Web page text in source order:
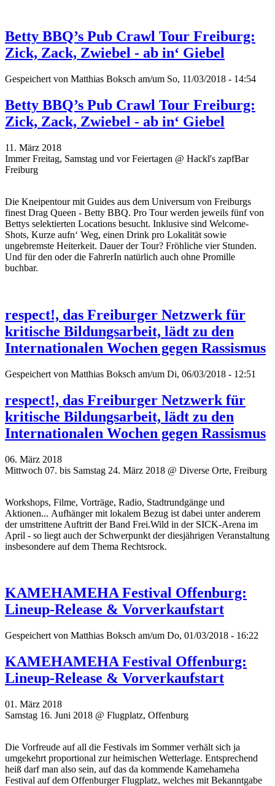
Betty BBQ’s Pub Crawl Tour Freiburg:
Zick, Zack, Zwiebel - ab in‘ Giebel
Gespeichert von Matthias Boksch am/um So, 11/03/2018 - 14:54
Betty BBQ’s Pub Crawl Tour Freiburg:
Zick, Zack, Zwiebel - ab in‘ Giebel
11. März 2018
Immer Freitag, Samstag und vor Feiertagen @ Hackl's zapfBar
Freiburg
Die Kneipentour mit Guides aus dem Universum von Freiburgs
finest Drag Queen - Betty BBQ. Pro Tour werden jeweils fünf von
Bettys selektierten Locations besucht. Inklusive sind Welcome-
Shots, Kurze aufn‘ Weg, einen Drink pro Lokalität sowie
ungebremste Heiterkeit. Dauer der Tour? Fröhliche vier Stunden.
Und für den oder die FahrerIn natürlich auch ohne Promille
buchbar.
respect!, das Freiburger Netzwerk für
kritische Bildungsarbeit, lädt zu den
Internationalen Wochen gegen Rassismus
Gespeichert von Matthias Boksch am/um Di, 06/03/2018 - 12:51
respect!, das Freiburger Netzwerk für
kritische Bildungsarbeit, lädt zu den
Internationalen Wochen gegen Rassismus
06. März 2018
Mittwoch 07. bis Samstag 24. März 2018 @ Diverse Orte, Freiburg
Workshops, Filme, Vorträge, Radio, Stadtrundgänge und
Aktionen... Aufhänger mit lokalem Bezug ist dabei unter anderem
der umstrittene Auftritt der Band Frei.Wild in der SICK-Arena im
April - so liegt auch der Schwerpunkt der diesjährigen Veranstaltung
insbesondere auf dem Thema Rechtsrock.
KAMEHAMEHA Festival Offenburg:
Lineup-Release & Vorverkaufstart
Gespeichert von Matthias Boksch am/um Do, 01/03/2018 - 16:22
KAMEHAMEHA Festival Offenburg:
Lineup-Release & Vorverkaufstart
01. März 2018
Samstag 16. Juni 2018 @ Flugplatz, Offenburg
Die Vorfreude auf all die Festivals im Sommer verhält sich ja
umgekehrt proportional zur heimischen Wetterlage. Entsprechend
heiß darf man also sein, auf das da kommende Kamehameha
Festival auf dem Offenburger Flugplatz, welches mit Bekanntgabe